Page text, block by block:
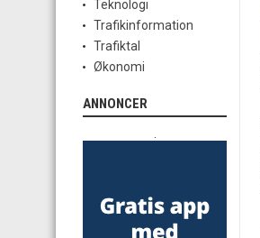
Teknologi
Trafikinformation
Trafiktal
Økonomi
ANNONCER